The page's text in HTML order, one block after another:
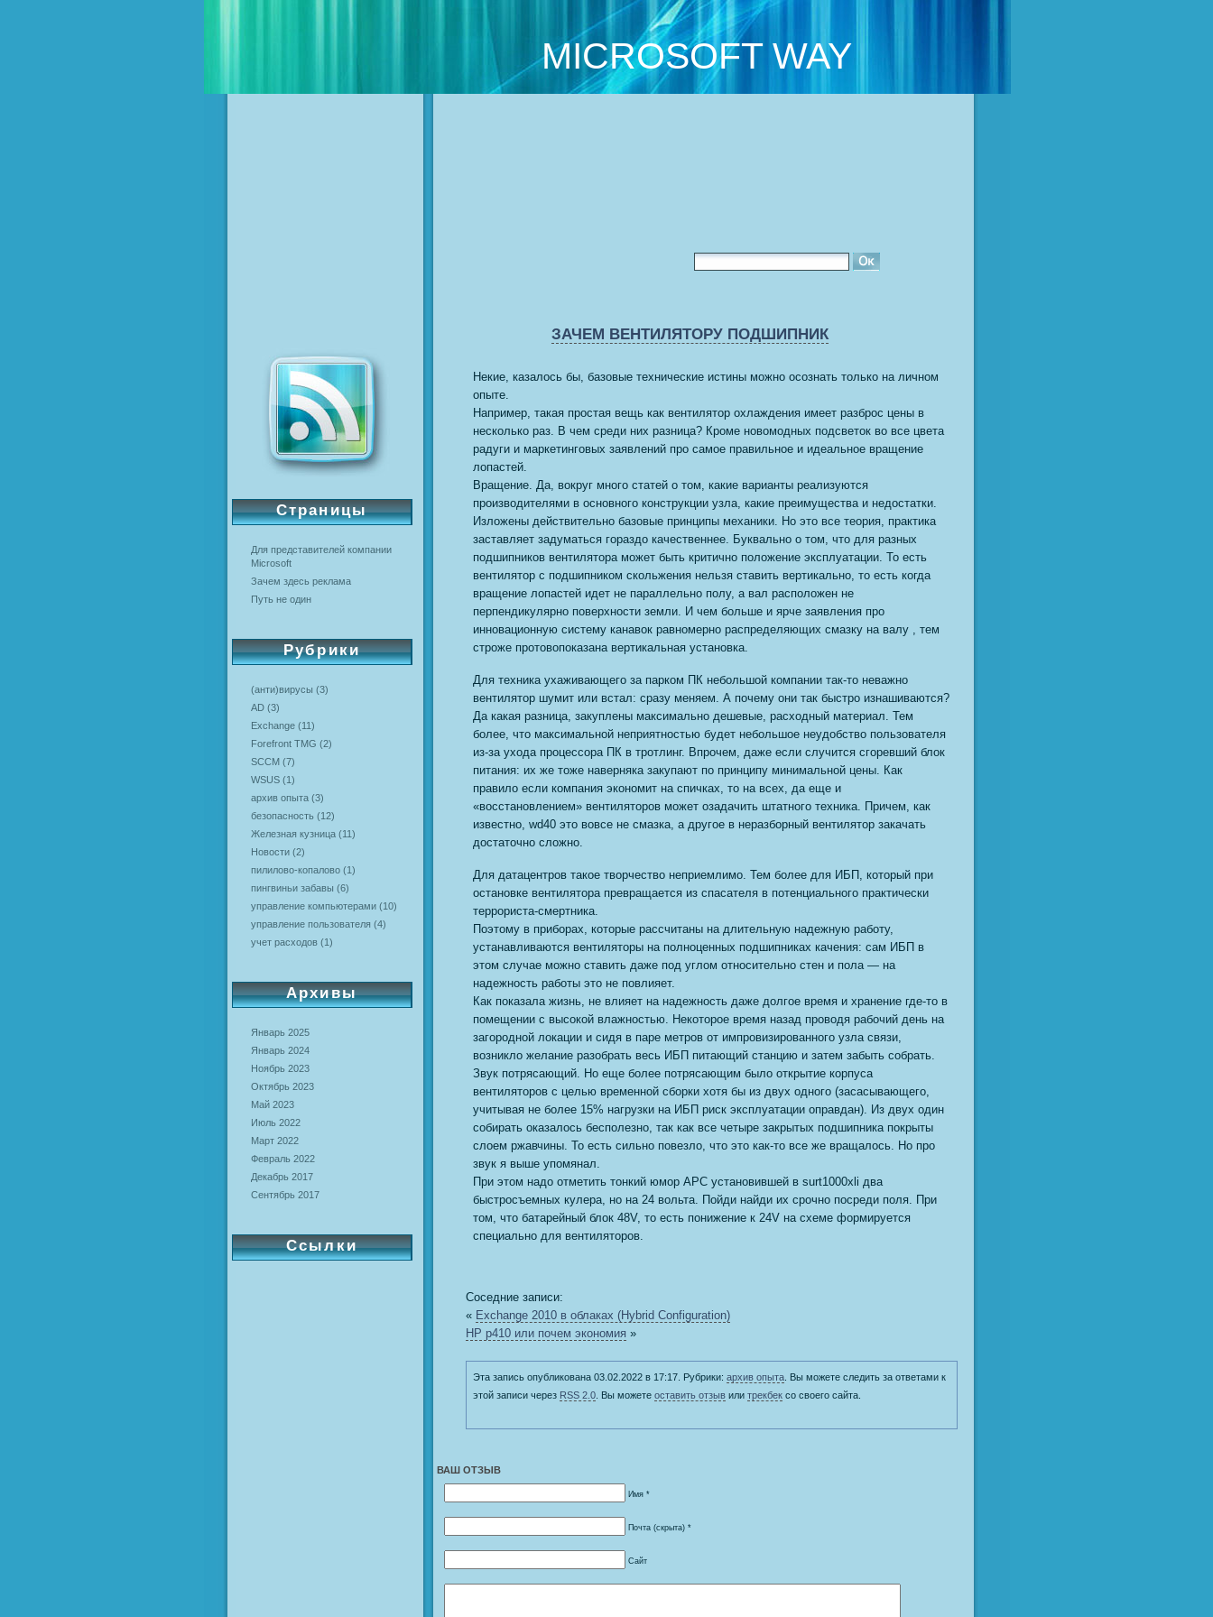
Страницы
Для представителей компании
Microsoft
Зачем здесь реклама
Путь не один
Рубрики
(анти)вирусы (3)
AD (3)
Exchange (11)
Forefront TMG (2)
SCCM (7)
WSUS (1)
архив опыта (3)
безопасность (12)
Железная кузница (11)
Новости (2)
пилилово-копалово (1)
пингвиньи забавы (6)
управление компьютерами (10)
управление пользователя (4)
учет расходов (1)
Архивы
Январь 2025
Январь 2024
Ноябрь 2023
Октябрь 2023
Май 2023
Июль 2022
Март 2022
Февраль 2022
Декабрь 2017
Сентябрь 2017
Ссылки
MICROSOFT WAY
ЗАЧЕМ ВЕНТИЛЯТОРУ ПОДШИПНИК
Некие, казалось бы, базовые технические истины можно осознать только на личном
опыте.
Например, такая простая вещь как вентилятор охлаждения имеет разброс цены в
несколько раз. В чем среди них разница? Кроме новомодных подсветок во все цвета
радуги и маркетинговых заявлений про самое правильное и идеальное вращение
лопастей.
Вращение. Да, вокруг много статей о том, какие варианты реализуются
производителями в основного конструкции узла, какие преимущества и недостатки.
Изложены действительно базовые принципы механики. Но это все теория, практика
заставляет задуматься гораздо качественнее. Буквально о том, что для разных
подшипников вентилятора может быть критично положение эксплуатации. То есть
вентилятор с подшипником скольжения нельзя ставить вертикально, то есть когда
вращение лопастей идет не параллельно полу, а вал расположен не
перпендикулярно поверхности земли. И чем больше и ярче заявления про
инновационную систему канавок равномерно распределяющих смазку на валу , тем
строже протовопоказана вертикальная установка.
Для техника ухаживающего за парком ПК небольшой компании так-то неважно
вентилятор шумит или встал: сразу меняем. А почему они так быстро изнашиваются?
Да какая разница, закуплены максимально дешевые, расходный материал. Тем
более, что максимальной неприятностью будет небольшое неудобство пользователя
из-за ухода процессора ПК в тротлинг. Впрочем, даже если случится сгоревший блок
питания: их же тоже наверняка закупают по принципу минимальной цены. Как
правило если компания экономит на спичках, то на всех, да еще и
«восстановлением» вентиляторов может озадачить штатного техника. Причем, как
известно, wd40 это вовсе не смазка, а другое в неразборный вентилятор закачать
достаточно сложно.
Для датацентров такое творчество неприемлимо. Тем более для ИБП, который при
остановке вентилятора превращается из спасателя в потенциального практически
террориста-смертника.
Поэтому в приборах, которые рассчитаны на длительную надежную работу,
устанавливаются вентиляторы на полноценных подшипниках качения: сам ИБП в
этом случае можно ставить даже под углом относительно стен и пола — на
надежность работы это не повлияет.
Как показала жизнь, не влияет на надежность даже долгое время и хранение где-то в
помещении с высокой влажностью. Некоторое время назад проводя рабочий день на
загородной локации и сидя в паре метров от импровизированного узла связи,
возникло желание разобрать весь ИБП питающий станцию и затем забыть собрать.
Звук потрясающий. Но еще более потрясающим было открытие корпуса
вентиляторов с целью временной сборки хотя бы из двух одного (засасывающего,
учитывая не более 15% нагрузки на ИБП риск эксплуатации оправдан). Из двух один
собирать оказалось бесполезно, так как все четыре закрытых подшипника покрыты
слоем ржавчины. То есть сильно повезло, что это как-то все же вращалось. Но про
звук я выше упомянал.
При этом надо отметить тонкий юмор APC установившей в surt1000xli два
быстросъемных кулера, но на 24 вольта. Пойди найди их срочно посреди поля. При
том, что батарейный блок 48V, то есть понижение к 24V на схеме формируется
специально для вентиляторов.
Соседние записи:
« Exchange 2010 в облаках (Hybrid Configuration)
HP p410 или почем экономия »
Эта запись опубликована 03.02.2022 в 17:17. Рубрики: архив опыта . Вы можете следить за ответами к
этой записи через RSS 2.0 . Вы можете оставить отзыв или трекбек со своего сайта.
ВАШ ОТЗЫВ
Имя *
Почта (скрыта) *
Сайт